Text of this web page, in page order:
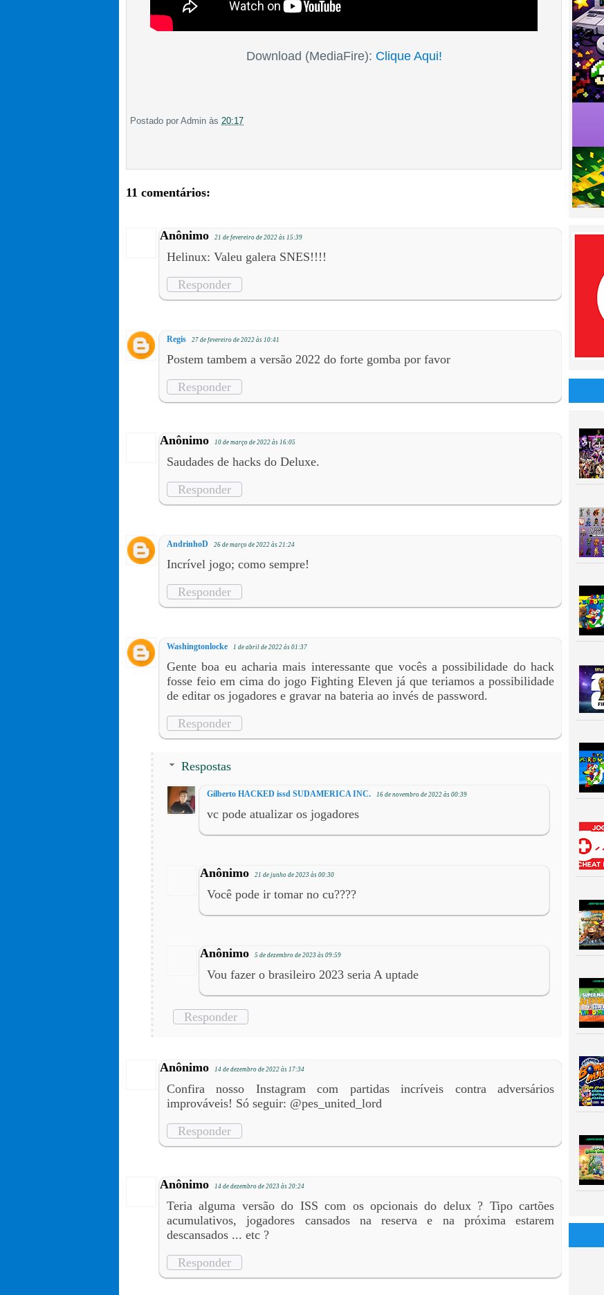
Download (MediaFire): Clique Aqui!
Postado por Admin às 20:17
11 comentários:
Anônimo 21 de fevereiro de 2022 às 15:39
Helinux: Valeu galera SNES!!!!
Responder
Regis 27 de fevereiro de 2022 às 10:41
Postem tambem a versão 2022 do forte gomba por favor
Responder
Anônimo 10 de março de 2022 às 16:05
Saudades de hacks do Deluxe.
Responder
AndrinhoD 26 de março de 2022 às 21:24
Incrível jogo; como sempre!
Responder
Washingtonlocke 1 de abril de 2022 às 01:37
Gente boa eu acharia mais interessante que vocês a possibilidade do hack
fosse feio em cima do jogo Fighting Eleven já que teriamos a possibilidade
de editar os jogadores e gravar na bateria ao invés de password.
Responder
Respostas
Gilberto HACKED issd SUDAMERICA INC. 16 de novembro de 2022 às 00:39
vc pode atualizar os jogadores
Anônimo 21 de junho de 2023 às 00:30
Você pode ir tomar no cu????
Anônimo 5 de dezembro de 2023 às 09:59
Vou fazer o brasileiro 2023 seria A uptade
Responder
Anônimo 14 de dezembro de 2022 às 17:34
Confira nosso Instagram com partidas incríveis contra adversários
improváveis! Só seguir: @pes_united_lord
Responder
Anônimo 14 de dezembro de 2023 às 20:24
Teria alguma versão do ISS com os opcionais do delux ? Tipo cartões
acumulativos, jogadores cansados na reserva e na próxima estarem
descansados ... etc ?
Responder